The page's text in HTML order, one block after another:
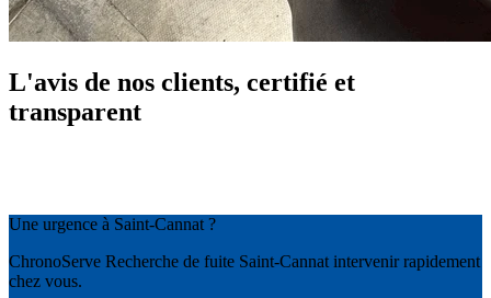
L'avis de nos clients, certifié et
transparent
Une urgence à Saint-Cannat ?
ChronoServe Recherche de fuite Saint-Cannat intervenir rapidement
chez vous.